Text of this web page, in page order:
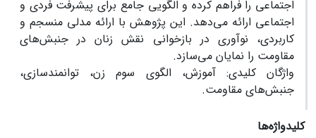
اجتماعی را فراهم کرده و الگویی جامع برای پیشرفت فردی و
اجتماعی ارائه می‌دهد. این پژوهش با ارائه مدلی منسجم و
کاربردی، نوآوری در بازخوانی نقش زنان در جنبش‌های
مقاومت را نمایان می‌سازد.
واژگان کلیدی: آموزش، الگوی سوم زن، توانمندسازی،
جنبش‌های مقاومت.
کلیدواژه‌ها